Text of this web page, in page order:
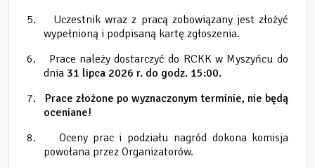
5.
Uczestnik wraz z pracą zobowiązany jest złożyć
wypełnioną i podpisaną kartę zgłoszenia.
6.
Prace należy dostarczyć do RCKK w Myszyńcu do
dnia 31 lipca 2026 r. do godz. 15:00.
7.
Prace złożone po wyznaczonym terminie, nie będą
oceniane!
8.
Oceny prac i podziału nagród dokona komisja
powołana przez Organizatorów.